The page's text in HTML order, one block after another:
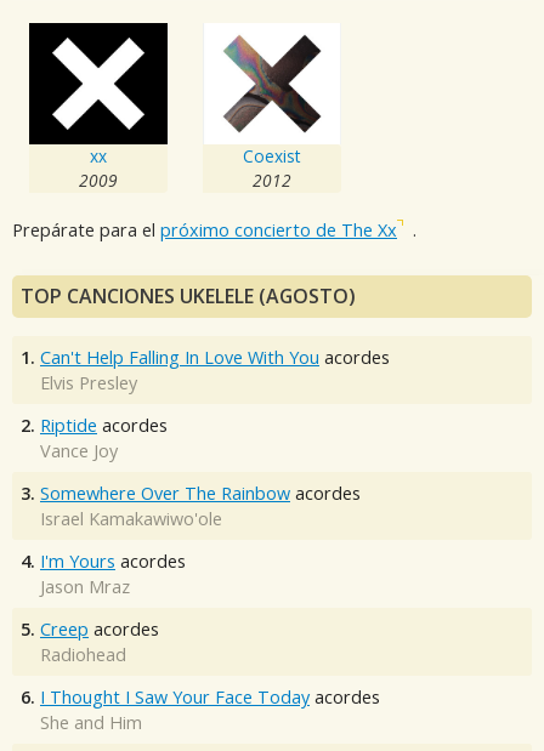
xx
2009
Coexist
2012
Prepárate para el próximo concierto de The Xx .
TOP CANCIONES UKELELE (AGOSTO)
1. Can't Help Falling In Love With You acordes
Elvis Presley
2. Riptide acordes
Vance Joy
3. Somewhere Over The Rainbow acordes
Israel Kamakawiwo'ole
4. I'm Yours acordes
Jason Mraz
5. Creep acordes
Radiohead
6. I Thought I Saw Your Face Today acordes
She and Him